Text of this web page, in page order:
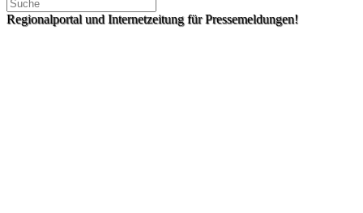
Regionalportal und Internetzeitung für Pressemeldungen!